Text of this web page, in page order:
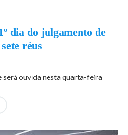
dia do julgamento de
réus
será ouvida nesta quarta-feira